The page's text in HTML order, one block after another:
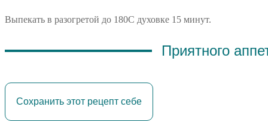
Выпекать в разогретой до 180С духовке 15 минут.
Приятного
Сохранить этот рецепт себе